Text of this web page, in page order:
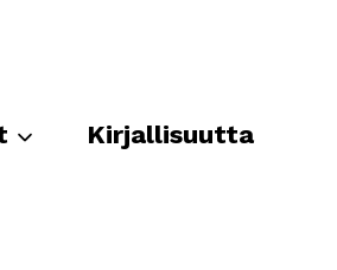
Kirjallisuutta